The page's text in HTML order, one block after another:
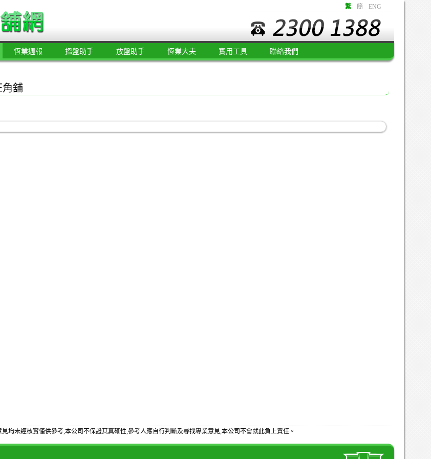
繁 簡 ENG
恆業週報 搵盤助手 放盤助手 恆業大夫 實用工具 聯絡我們
舖
均未經核實僅供參考,本公司不保證其真確性,參考人應自行判斷及尋找專業意見,本公司不會就此負上責任。